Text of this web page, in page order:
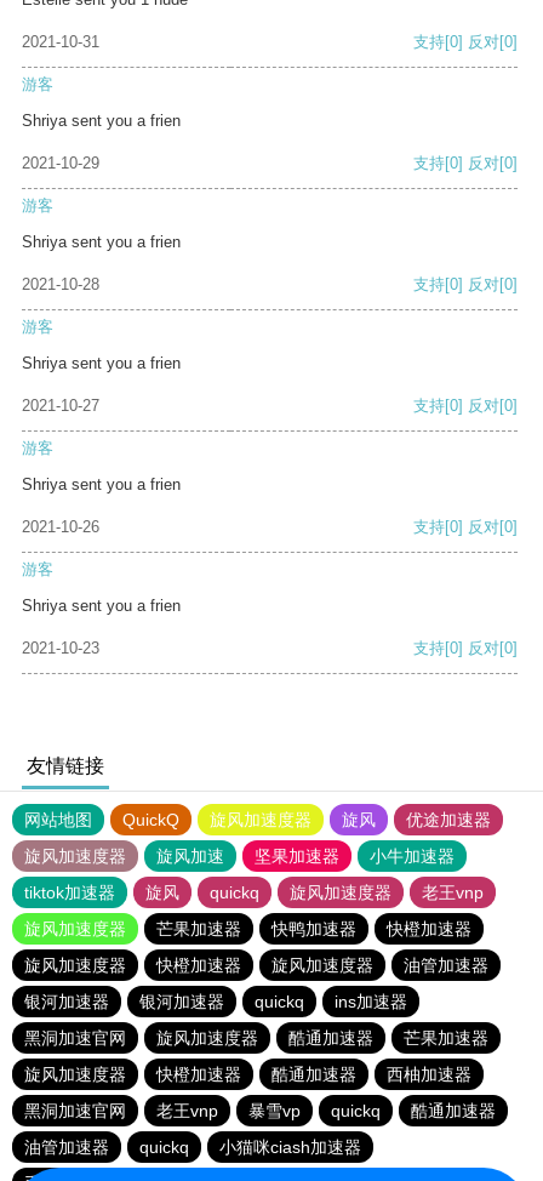
2021-10-31 支持[0] 反对[0]
游客
Shriya sent you a frien
2021-10-29 支持[0] 反对[0]
游客
Shriya sent you a frien
2021-10-28 支持[0] 反对[0]
游客
Shriya sent you a frien
2021-10-27 支持[0] 反对[0]
游客
Shriya sent you a frien
2021-10-26 支持[0] 反对[0]
游客
Shriya sent you a frien
2021-10-23 支持[0] 反对[0]
友情链接
网站地图 QuickQ 旋风加速度器 旋风
优途加速器
旋风加速度器
旋风加速 坚果加速器
小牛加速器
tiktok加速器
旋风 quickq 旋风加速度器
老王vnp
旋风加速度器
芒果加速器 快鸭加速器
快橙加速器
旋风加速度器
快橙加速器 旋风加速度器
油管加速器
银河加速器
银河加速器 quickq
ins加速器
黑洞加速官网
旋风加速度器 酷通加速器
芒果加速器
旋风加速度器
快橙加速器 酷通加速器
西柚加速器
黑洞加速官网
老王vnp 暴雪vp quickq
酷通加速器
油管加速器
quickq
小猫咪ciash加速器